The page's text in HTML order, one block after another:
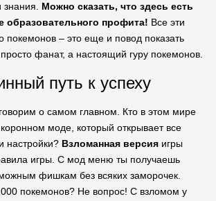
Можно сказать, что здесь есть
образовательного профита! Все эти
– это еще и повод показать
фанат, а настоящий гуру покемонов.
путь к успеху
о самом главном. Кто в этом мире
моде, который открывает все
настройки? Взломанная версия игры
игры. С мод меню ты получаешь
фишкам без всяких заморочек.
покемонов? Не вопрос! С взломом у